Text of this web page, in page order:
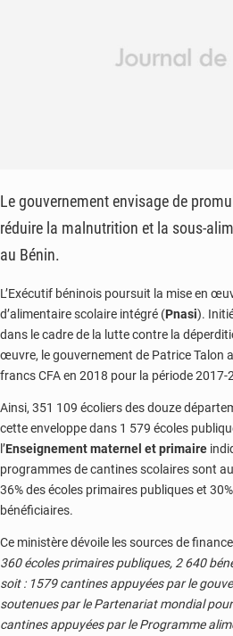
Le gouvernement envisage de
réduire la malnutrition et la sous-
au Bénin.
L’Exécutif béninois poursuit la mise en
d’alimentaire scolaire intégré (Pnasi).
dans le cadre de la lutte contre la
œuvre, le gouvernement de Patrice Talon
francs CFA en 2018 pour la période 2017-
Ainsi, 351 109 écoliers des douze
cette enveloppe dans 1 579 écoles
l’Enseignement maternel et primaire
programmes de cantines scolaires sont
36% des écoles primaires publiques et
bénéficiaires.
Ce ministère dévoile les sources de
360 écoles primaires publiques, 2 640
soit : 1579 cantines appuyées par le
soutenues par le Partenariat mondial
cantines appuyées par le Programme